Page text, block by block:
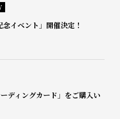
イベント」開催決定！
ディングカード」をご購入い